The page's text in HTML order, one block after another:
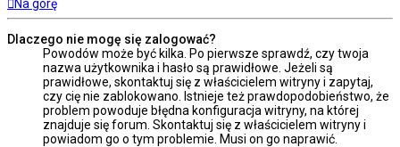
Na górę
Dlaczego nie mogę się zalogować?
Powodów może być kilka. Po pierwsze sprawdź, czy twoja
nazwa użytkownika i hasło są prawidłowe. Jeżeli są
prawidłowe, skontaktuj się z właścicielem witryny i zapytaj,
czy cię nie zablokowano. Istnieje też prawdopodobieństwo, że
problem powoduje błędna konfiguracja witryny, na której
znajduje się forum. Skontaktuj się z właścicielem witryny i
powiadom go o tym problemie. Musi on go naprawić.